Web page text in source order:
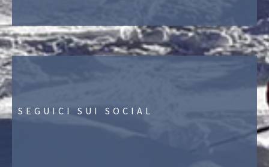
SEGUICI SUI SOCIAL